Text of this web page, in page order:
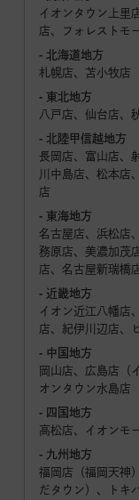
イオンタウン上里
店、フォレストモ
- 北海道地方
札幌店、苫小牧店
- 東北地方
八戸店、仙台店、
- 北陸甲信越地方
長岡店、富山店、
川中島店、松本店
店
- 東海地方
名古屋店、浜松店
務原店、美濃加茂
店、名古屋新瑞橋
- 近畿地方
イオン近江八幡店
店、紀伊川辺店、
- 中国地方
岡山店、広島店（
オンタウン水島店
- 四国地方
高松店、イオンモ
- 九州地方
福岡店（福岡天神
だタウン）、トキ